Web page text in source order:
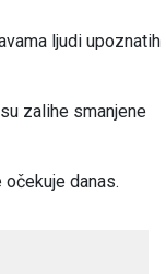
ljudi upoznatih
zalihe smanjene
danas.